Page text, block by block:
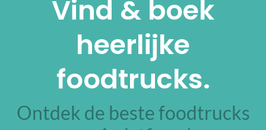
Vind & boek
heerlijke
foodtrucks.
Ontdek de beste foodtrucks